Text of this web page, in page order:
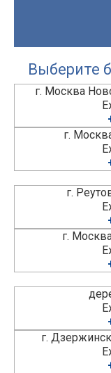
Выберите
г. Москва
г.
г.
г.
г.